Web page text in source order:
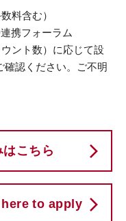
料含む）
携フォーラム
ント数）に応じて設
確認ください。ご不明
はこちら
to apply